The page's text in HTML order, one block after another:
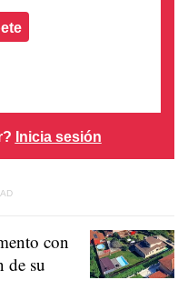
Inicia sesión
con
de su